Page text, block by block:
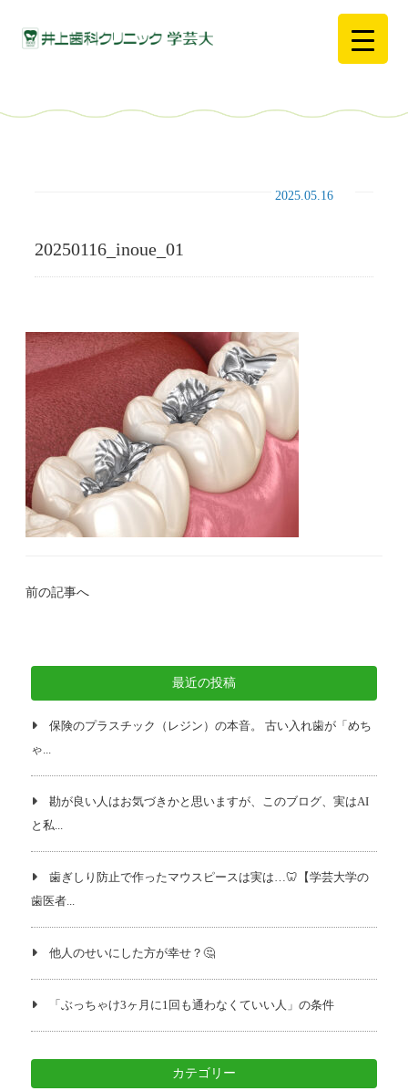
2025.05.16
20250116_inoue_01
前の記事へ
最近の投稿
保険のプラスチック（レジン）の本音。 古い入れ歯が「めち
ゃ...
勘が良い人はお気づきかと思いますが、このブログ、実はAI
と私...
歯ぎしり防止で作ったマウスピースは実は…🦷【学芸大学の
歯医者...
他人のせいにした方が幸せ？🤔
「ぶっちゃけ3ヶ月に1回も通わなくていい人」の条件
カテゴリー